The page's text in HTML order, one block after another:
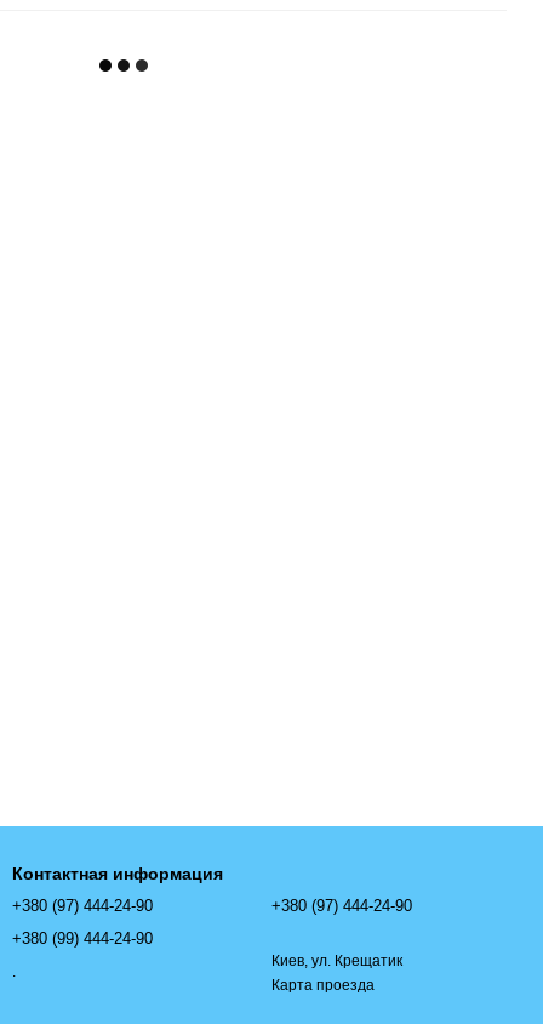
Контактная информация
+380 (97) 444-24-90
+380 (99) 444-24-90
.
+380 (97) 444-24-90
Киев, ул. Крещатик
Карта проезда